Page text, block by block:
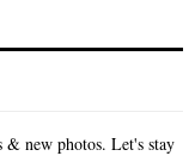
& new photos. Let's stay